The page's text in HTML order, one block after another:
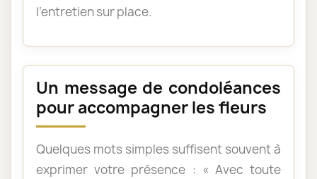
l’entretien sur place.
Un message de condoléances
pour accompagner les fleurs
Quelques mots simples suffisent souvent à
exprimer votre présence : « Avec toute